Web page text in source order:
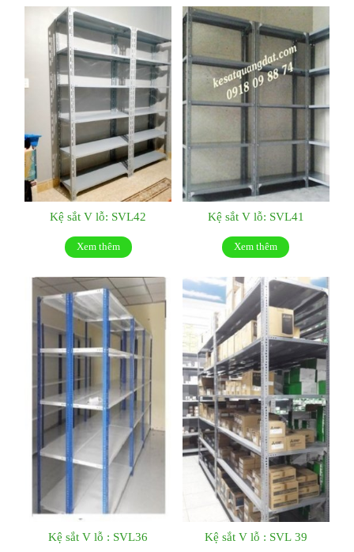
Kệ sắt V lỗ: SVL42
Xem thêm
Kệ sắt V lỗ: SVL41
Xem thêm
Kệ sắt V lỗ : SVL36 Kệ sắt V lỗ : SVL 39